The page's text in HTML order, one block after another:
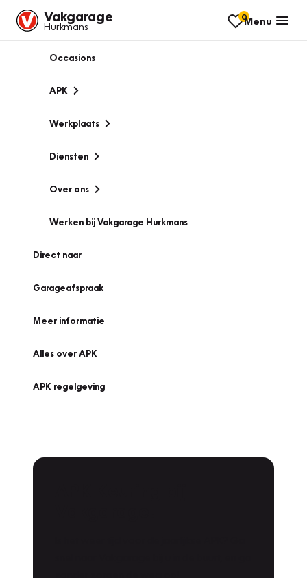
Vakgarage
Hurkmans
0Menu
Occasions
APK
Werkplaats
Diensten
Over ons
Werken bij Vakgarage Hurkmans
Direct naar
Garageafspraak
Meer informatie
Alles over APK
APK regelgeving